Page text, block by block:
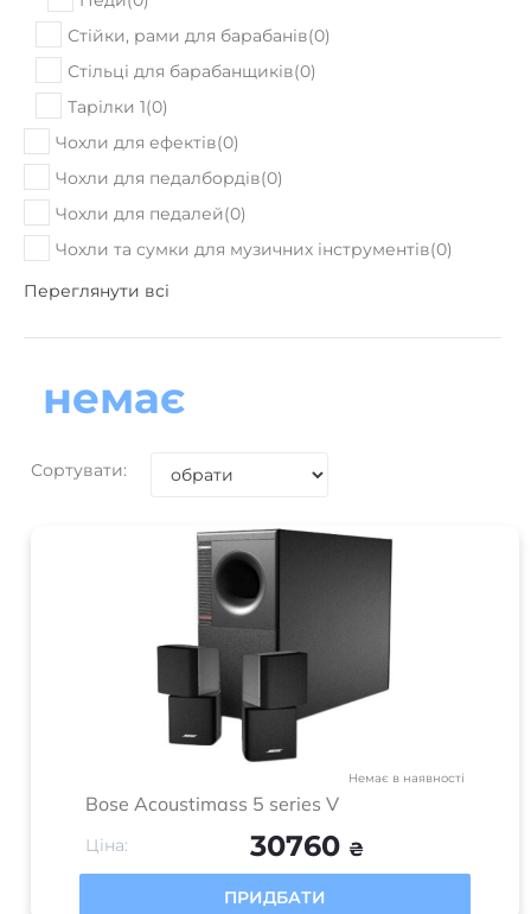
Стійки, рами для барабанів(0)
Стільці для барабанщиків(0)
Тарілки 1(0)
Чохли для ефектів(0)
Чохли для педалбордів(0)
Чохли для педалей(0)
Чохли та сумки для музичних інструментів(0)
Переглянути всі
немає
Сортувати:
Немає в наявності
Bose Acoustimass 5 series V
Ціна: 30760 ₴
ПРИДБАТИ